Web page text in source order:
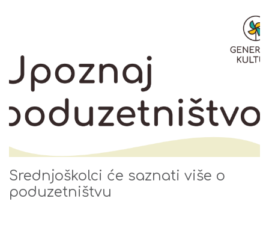
Srednjoškolci će saznati više o
poduzetništvu